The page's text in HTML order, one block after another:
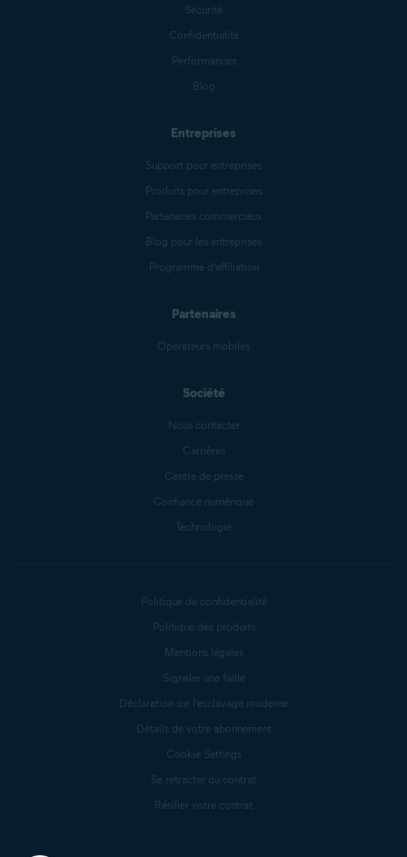
Sécurité
Confidentialité
Performances
Blog
Entreprises
Support pour entreprises
Produits pour entreprises
Partenaires commerciaux
Blog pour les entreprises
Programme d’affiliation
Partenaires
Opérateurs mobiles
Société
Nous contacter
Carrières
Centre de presse
Confiance numérique
Technologie
Politique de confidentialité
Politique des produits
Mentions légales
Signaler une faille
Déclaration sur l’esclavage moderne
Détails de votre abonnement
Cookie Settings
Se rétracter du contrat
Résilier votre contrat